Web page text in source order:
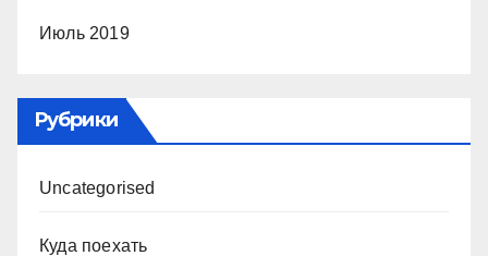
Июль 2019
Рубрики
Uncategorised
Куда поехать